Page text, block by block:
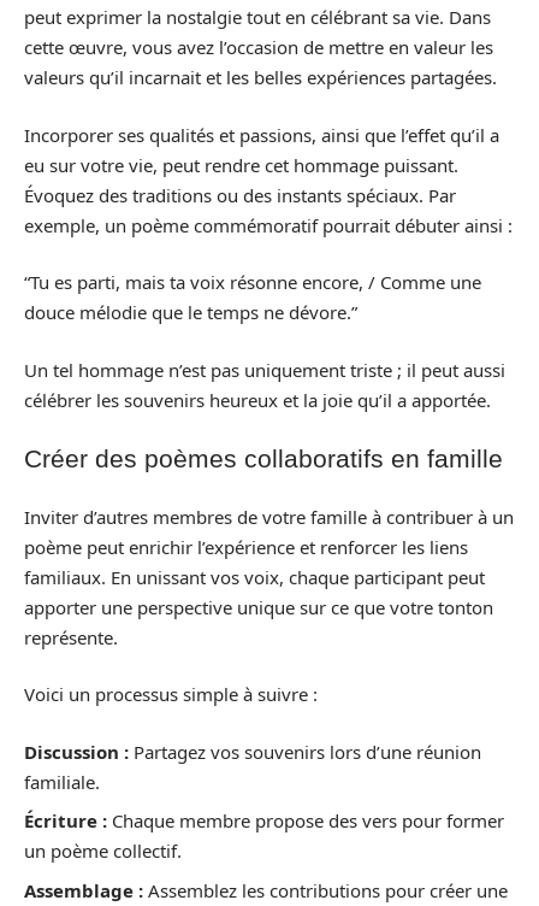
peut exprimer la nostalgie tout en célébrant sa vie. Dans
cette œuvre, vous avez l’occasion de mettre en valeur les
valeurs qu’il incarnait et les belles expériences partagées.
Incorporer ses qualités et passions, ainsi que l’effet qu’il a
eu sur votre vie, peut rendre cet hommage puissant.
Évoquez des traditions ou des instants spéciaux. Par
exemple, un poème commémoratif pourrait débuter ainsi :
“Tu es parti, mais ta voix résonne encore, / Comme une
douce mélodie que le temps ne dévore.”
Un tel hommage n’est pas uniquement triste ; il peut aussi
célébrer les souvenirs heureux et la joie qu’il a apportée.
Créer des poèmes collaboratifs en famille
Inviter d’autres membres de votre famille à contribuer à un
poème peut enrichir l’expérience et renforcer les liens
familiaux. En unissant vos voix, chaque participant peut
apporter une perspective unique sur ce que votre tonton
représente.
Voici un processus simple à suivre :
Discussion : Partagez vos souvenirs lors d’une réunion
familiale.
Écriture : Chaque membre propose des vers pour former
un poème collectif.
Assemblage : Assemblez les contributions pour créer une